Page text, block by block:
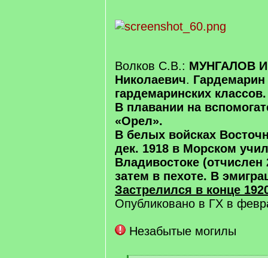
Волков С.В.: МУНГАЛОВ
Николаевич.
гардемаринских классов.
В плавании на
«Орел».
В белых войсках
дек. 1918 в Морском
Владивостоке (отчислен
затем в пехоте. В
Застрелился в конце
Опубликовано в ГХ в
Незабытые могилы